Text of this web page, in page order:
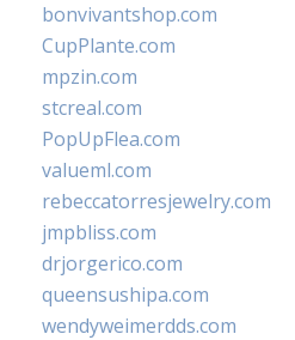
bonvivantshop.com
CupPlante.com
mpzin.com
stcreal.com
PopUpFlea.com
valueml.com
rebeccatorresjewelry.com
jmpbliss.com
drjorgerico.com
queensushipa.com
wendyweimerdds.com